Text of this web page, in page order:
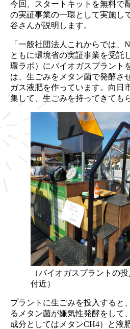
今回、スタートキットを無料で
の実証事業の一環として実施し
谷さんが説明します。
「一般社団法人これからでは、
ともに環境省の実証事業を受託
環ラボ）にバイオガスプラント
は、生ごみをメタン菌で発酵さ
ガス液肥を作っています。向日
集して、生ごみを持ってきても
（バイオガスプラントの投
付近）
プラントに生ごみを投入すると
るメタン菌が嫌気性発酵をして
成分としてはメタンCH4）と液